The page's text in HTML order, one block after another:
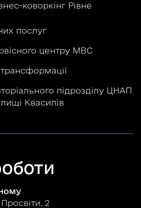
коворкінг Рівне
послуг
центру МВС
підрозділу ЦНАП
Квасилів
2